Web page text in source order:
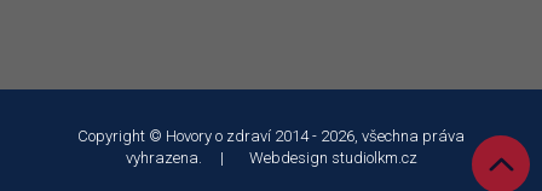
Copyright © Hovory o zdraví 2014 - 2026, všechna práva
vyhrazena. | Webdesign studiolkm.cz
souhlasíte.
Souhlasím